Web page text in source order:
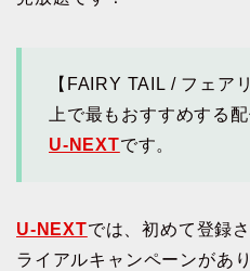
【FAIRY TAIL / フェア
上で最もおすすめする
U-NEXTです。
U-NEXTでは、初めて登録
ライアルキャンペーンがあり